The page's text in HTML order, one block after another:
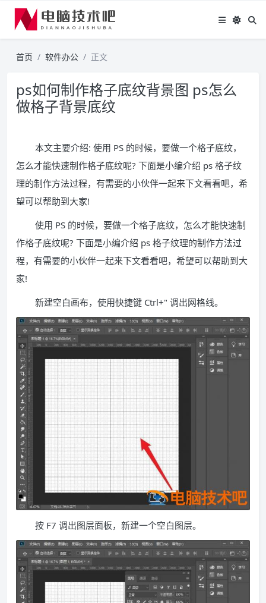
首页 软件办公 正文
ps如何制作格子底纹背景图 ps怎么
做格子背景底纹
本文主要介绍: 使用 PS 的时候，要做一个格子底纹，
怎么才能快速制作格子底纹呢? 下面是小编介绍 ps 格子纹
理的制作方法过程，有需要的小伙伴一起来下文看看吧，希
望可以帮助到大家!
使用 PS 的时候，要做一个格子底纹，怎么才能快速制
作格子底纹呢? 下面是小编介绍 ps 格子纹理的制作方法过
程，有需要的小伙伴一起来下文看看吧，希望可以帮助到大
家!
新建空白画布，使用快捷键 Ctrl+" 调出网格线。
按 F7 调出图层面板，新建一个空白图层。